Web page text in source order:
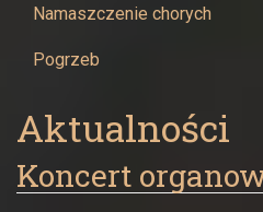
Namaszczenie chorych
Pogrzeb
Aktualności
Koncert